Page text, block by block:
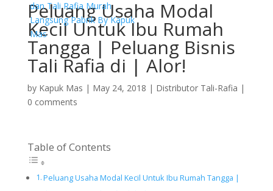
Peluang Usaha Modal
Kecil Untuk Ibu Rumah
Tangga | Peluang Bisnis
Tali Rafia di | Alor!
by Kapuk Mas | May 24, 2018 | Distributor Tali-Rafia |
0 comments
Table of Contents
Peluang Usaha Modal Kecil Untuk Ibu Rumah Tangga |